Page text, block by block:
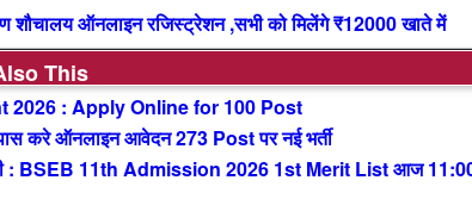
ऑनलाइन रजिस्ट्रेशन ,सभी को मिलेंगे ₹12000 खाते में
This
2026 : Apply Online for 100 Post
करे ऑनलाइन आवेदन 273 Post पर नई भर्ती
: BSEB 11th Admission 2026 1st Merit List आज